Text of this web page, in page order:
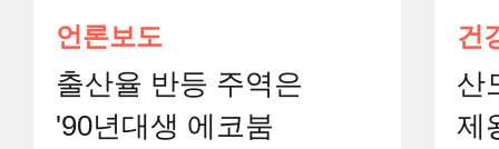
언론보도
출산율 반등 주역은
'90년대생 에코붐
건
산
제